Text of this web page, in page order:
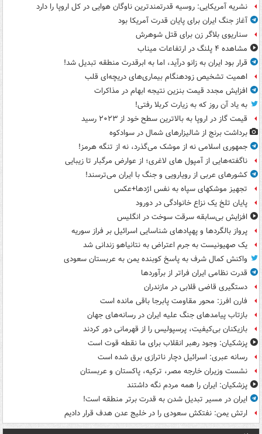
نشریه آمریکایی: روسیه قدرتمندترین ناوگان هوایی در کل اروپا را دارد
آغاز جنگ ایران برای پایان قدرت آمریکا بود
سناریوی بلاگر زن برای قتل شوهرش
مشاهده ۴ پلنگ در ارتفاعات میناب
قرار بود ایران به زانو درآید، اما به ابرقدرت منطقه تبدیل شد!
اهمیت تشخیص زودهنگام بیماری‌های دریچه‌ای قلب
افزایش مجدد قیمت بنزین نتیجه ابهام در مذاکرات
به یاد آن روز که به زیارت کربلا رفتی!
قیمت گاز در اروپا به بالاترین سطح خود از ۲۰۲۳ رسید
برداشت برنج از شالیزارهای شمال در سوادکوه
جمهوری اسلامی نه از موشک می‌گذرد، نه از تنگه هرمز!
ناگفته‌هایی از آمپول های لاغری؛ از عوارض مرگبار تا زیبایی
کشورهای عربی از رویارویی و جنگ با ایران می‌ترسند!
تجهیز موشکهای سپاه به نفس اژدها+عکس
پایان تلخ یک نزاع خانوادگی در دورود
افزایش بی‌سابقه سرقت سوخت در انگلیس
پرواز بالگردها و پهپادهای شناسایی اسرائیل بر فراز سوریه
یک صهیونیست به جرم اعتراض به نتانیاهو زندانی شد
واکنش کمال شرف به پاسخ کوبنده یمن به عربستان سعودی
قدرت نظامی ایران فراتر از برآوردها
دستگیری قاضی قلابی در مازندران
فارن افرز: محور مقاومت پابرجا باقی مانده است
بازتاب پیامدهای جنگ علیه ایران در رسانه‌های جهان
بازیکنان بی‌کیفیت، پرسپولیس را از قهرمانی دور کردند
پزشکیان: وجود رهبر انقلاب برای ما نقطه قوت است
رسانه عبری: اسرائیل دچار ناترازی برق شده است
نشست وزیران خارجه مصر، ترکیه، پاکستان و عربستان
پزشکیان: ایران را همه مردم نگه داشتند
ایران در مسیر تبدیل شدن به قدرت برتر منطقه است!
ارتش یمن: نفتکش سعودی را در خلیج عدن هدف قرار دادیم